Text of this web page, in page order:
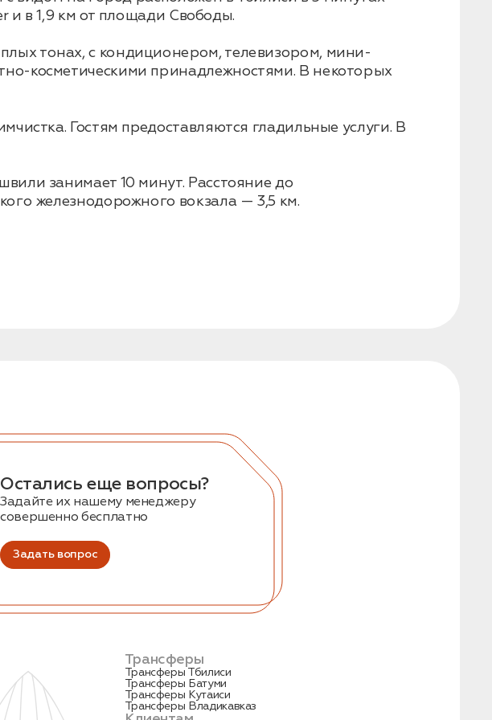
и в 1,9 км от площади Свободы.
тонах, с кондиционером, телевизором, мини-
косметическими принадлежностями. В некоторых
Гостям предоставляются гладильные услуги. В
занимает 10 минут. Расстояние до
железнодорожного вокзала — 3,5 км.
Остались еще вопросы?
Задайте их нашему менеджеру
совершенно бесплатно
Задать вопрос
Трансферы
Трансферы Тбилиси
Трансферы Батуми
Трансферы Кутаиси
Трансферы Владикавказ